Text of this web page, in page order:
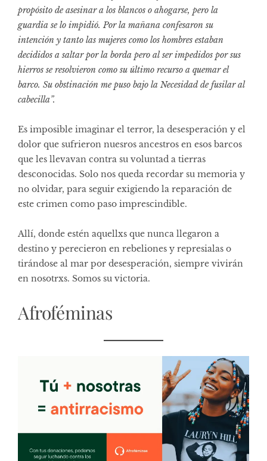
propósito de asesinar a los blancos o ahogarse, pero la
guardia se lo impidió. Por la mañana confesaron su
intención y tanto las mujeres como los hombres estaban
decididos a saltar por la borda pero al ser impedidos por sus
hierros se resolvieron como su último recurso a quemar el
barco. Su obstinación me puso bajo la Necesidad de fusilar al
cabecilla”.
Es imposible imaginar el terror, la desesperación y el
dolor que sufrieron nuesros ancestros en esos barcos
que les llevavan contra su voluntad a tierras
desconocidas. Solo nos queda recordar su memoria y
no olvidar, para seguir exigiendo la reparación de
este crimen como paso imprescindible.
Allí, donde estén aquellxs que nunca llegaron a
destino y perecieron en rebeliones y represialas o
tirándose al mar por desesperación, siempre vivirán
en nosotrxs. Somos su victoria.
Afroféminas